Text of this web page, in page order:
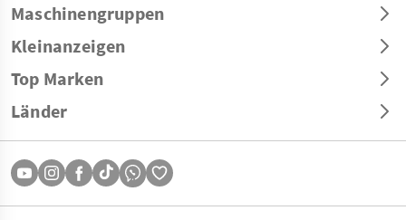
Maschinengruppen
Kleinanzeigen
Top Marken
Länder